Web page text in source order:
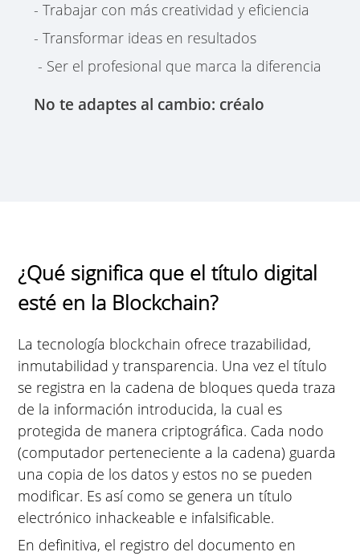
- Trabajar con más creatividad y eficiencia
- Transformar ideas en resultados
- Ser el profesional que marca la diferencia
No te adaptes al cambio: créalo
¿Qué significa que el título digital
esté en la Blockchain?
La tecnología blockchain ofrece trazabilidad,
inmutabilidad y transparencia. Una vez el título
se registra en la cadena de bloques queda traza
de la información introducida, la cual es
protegida de manera criptográfica. Cada nodo
(computador perteneciente a la cadena) guarda
una copia de los datos y estos no se pueden
modificar. Es así como se genera un título
electrónico inhackeable e infalsificable.
En definitiva, el registro del documento en